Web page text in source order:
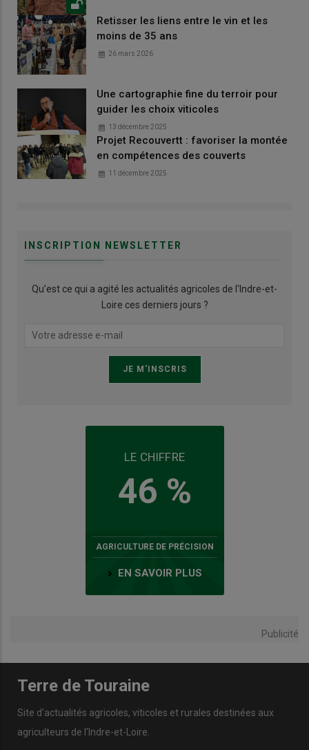
Retisser les liens entre le vin et les
moins de 35 ans
26 mars 2026
Une cartographie fine du terroir pour
guider les choix viticoles
13 décembre 2025
Projet Recouvertt : favoriser la montée
en compétences des couverts
11 décembre 2025
INSCRIPTION NEWSLETTER
Qu’est ce qui a agité les actualités agricoles de l'Indre-et-
Loire ces derniers jours ?
LE CHIFFRE
46 %
AGRICULTURE DE PRÉCISION
EN SAVOIR PLUS
Publicité
Terre de Touraine
Site d'actualités agricoles, viticoles et rurales destinées aux
agriculteurs de l'Indre-et-Loire.